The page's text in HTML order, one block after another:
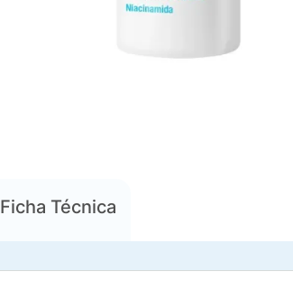
Ficha Técnica